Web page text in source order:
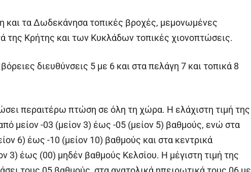
και τα Δωδεκάνησα τοπικές βροχές, μεμονωμένες
της Κρήτης και των Κυκλάδων τοπικές χιονοπτώσεις.
διευθύνσεις 5 με 6 και στα πελάγη 7 και τοπικά 8
περαιτέρω πτώση σε όλη τη χώρα. Η ελάχιστη τιμή της
μείον -03 (μείον 3) έως -05 (μείον 5) βαθμούς, ενώ στα
6) έως -10 (μείον 10) βαθμούς και στα κεντρικά
3) έως (00) μηδέν βαθμούς Κελσίου. Η μέγιστη τιμή της